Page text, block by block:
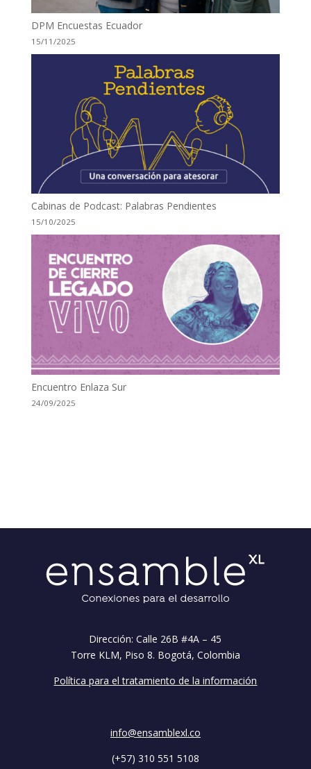
DPM Encuestas Ecuador
15/11/2025
Cabinas de Podcast: Palabras Pendientes
15/10/2025
Encuentro Enlaza Sur
24/09/2025
Dirección: Calle 26B #4A – 45
Torre KLM, Piso 8. Bogotá, Colombia
Política para el tratamiento de la información
info@ensamblexl.co
(+57) 310 551 5108